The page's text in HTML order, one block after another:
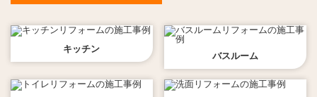
キッチン
バスルーム